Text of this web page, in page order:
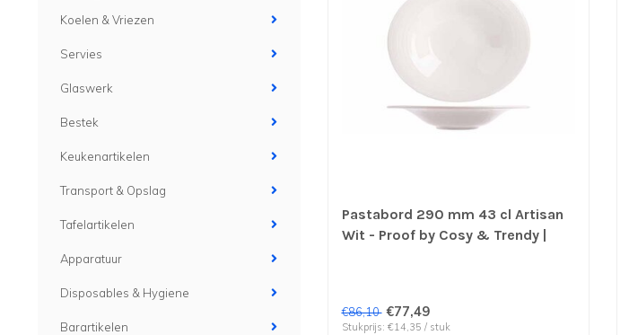
Koelen & Vriezen
Servies
Glaswerk
Bestek
Keukenartikelen
Transport & Opslag
Tafelartikelen
Apparatuur
Disposables & Hygiene
Barartikelen
Pastabord 290 mm 43 cl Artisan
Wit - Proof by Cosy & Trendy |
€86,10 €77,49
Stukprijs: €14,35 / stuk